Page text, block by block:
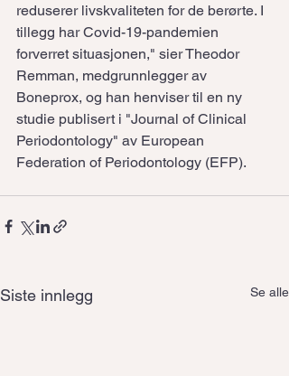
reduserer livskvaliteten for de berørte. I
tillegg har Covid-19-pandemien
forverret situasjonen," sier Theodor
Remman, medgrunnlegger av
Boneprox, og han henviser til en ny
studie publisert i "Journal of Clinical
Periodontology" av European
Federation of Periodontology (EFP).
Siste innlegg Se alle